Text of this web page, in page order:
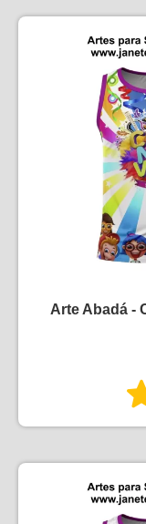
Arte Abadá -